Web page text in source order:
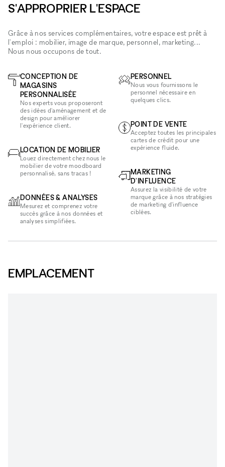
S'APPROPRIER L'ESPACE
Grâce à nos services complémentaires, votre espace est prêt à
l'emploi : mobilier, image de marque, personnel, marketing...
Nous nous occupons de tout.
CONCEPTION DE
MAGASINS
PERSONNALISÉE
Nos experts vous proposeront
des idées d'aménagement et de
design pour améliorer
l'expérience client.
LOCATION DE MOBILIER
Louez directement chez nous le
mobilier de votre moodboard
personnalisé, sans tracas !
DONNÉES & ANALYSES
Mesurez et comprenez votre
succès grâce à nos données et
analyses simplifiées.
PERSONNEL
Nous vous fournissons le
personnel nécessaire en
quelques clics.
POINT DE VENTE
Acceptez toutes les principales
cartes de crédit pour une
expérience fluide.
MARKETING
D'INFLUENCE
Assurez la visibilité de votre
marque grâce à nos stratégies
de marketing d'influence
ciblées.
EMPLACEMENT